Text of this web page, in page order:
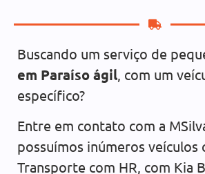
Buscando um serviço de
em Paraíso ágil , com um
específico?
Entre em contato com a
possuímos inúmeros veículos
Transporte com HR, com Kia